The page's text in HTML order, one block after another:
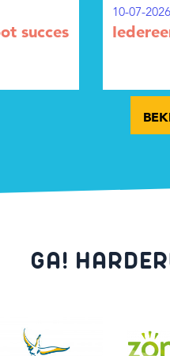
succes
10-07-2026
GA!